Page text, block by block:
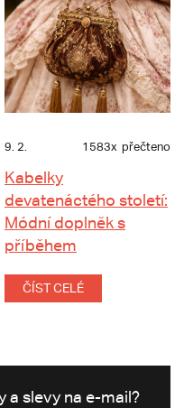
9. 2. 1583x přečteno
Kabelky
devatenáctého století:
Módní doplněk s
příběhem
ČÍST CELÉ
a slevy na e-mail?